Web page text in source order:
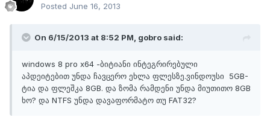
Posted June 16, 2013
On 6/15/2013 at 8:52 PM, gobro said:
windows 8 pro x64 -ბიტიანი ინტეგრირებული
აპდეიტებით უნდა ჩავცერო ეხლა ფლესზე.ვინდოუსი 5GB-
ტია და ფლეშკა 8GB. და ზომა რამდენი უნდა მიუთითო 8GB
ხო? და NTFS უნდა დავაფორმატო თუ FAT32?